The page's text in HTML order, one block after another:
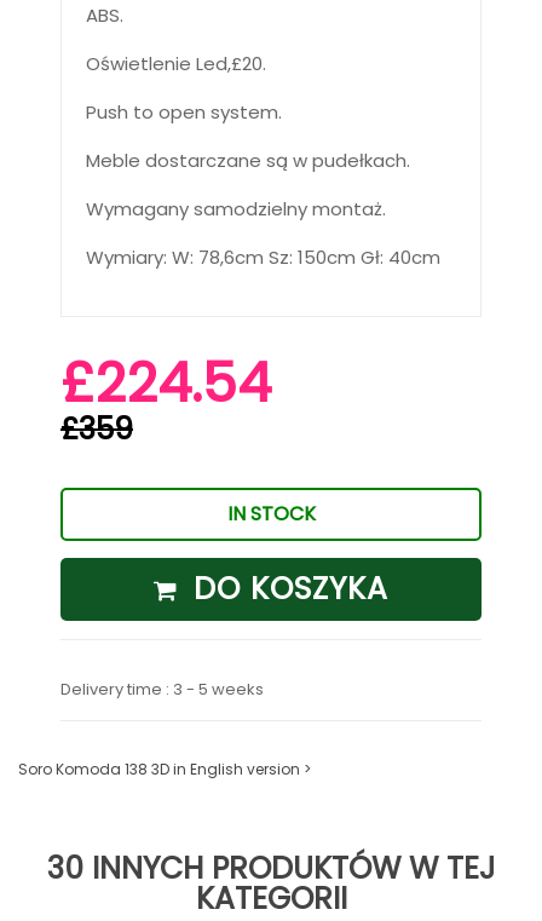
ABS.
Oświetlenie Led,£20.
Push to open system.
Meble dostarczane są w pudełkach.
Wymagany samodzielny montaż.
Wymiary: W: 78,6cm Sz: 150cm Gł: 40cm
£224.54
£359
IN STOCK
DO KOSZYKA
Delivery time : 3 - 5 weeks
Soro Komoda 138 3D in English version >
30 INNYCH PRODUKTÓW W TEJ
KATEGORII